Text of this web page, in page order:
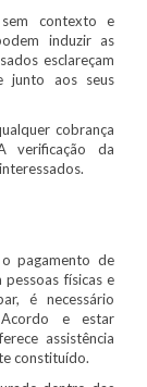
contexto e
induzir as
esclareçam
junto aos seus
cobrança
verificação da
pagamento de
físicas e
é necessário
e estar
assistência
constituído.